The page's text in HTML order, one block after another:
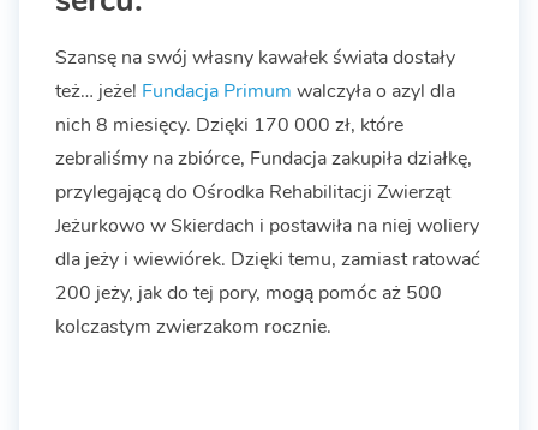
Szansę na swój własny kawałek świata dostały
też… jeże! Fundacja Primum walczyła o azyl dla
nich 8 miesięcy. Dzięki 170 000 zł, które
zebraliśmy na zbiórce, Fundacja zakupiła działkę,
przylegającą do Ośrodka Rehabilitacji Zwierząt
Jeżurkowo w Skierdach i postawiła na niej woliery
dla jeży i wiewiórek. Dzięki temu, zamiast ratować
200 jeży, jak do tej pory, mogą pomóc aż 500
kolczastym zwierzakom rocznie.